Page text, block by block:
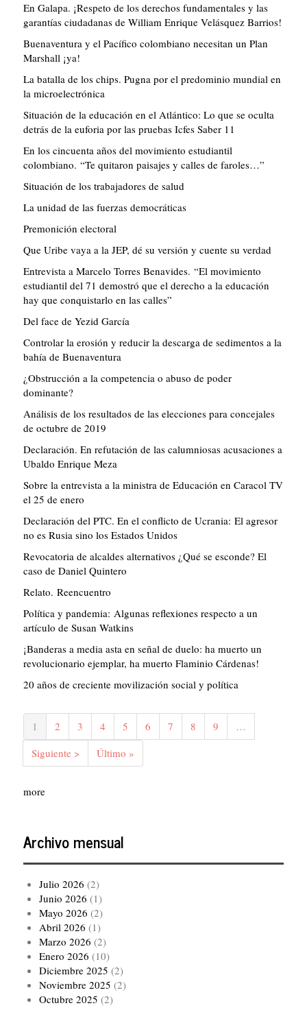
En Galapa. ¡Respeto de los derechos fundamentales y las
garantías ciudadanas de William Enrique Velásquez Barrios!
Buenaventura y el Pacífico colombiano necesitan un Plan
Marshall ¡ya!
La batalla de los chips. Pugna por el predominio mundial en
la microelectrónica
Situación de la educación en el Atlántico: Lo que se oculta
detrás de la euforia por las pruebas Icfes Saber 11
En los cincuenta años del movimiento estudiantil
colombiano. “Te quitaron paisajes y calles de faroles…”
Situación de los trabajadores de salud
La unidad de las fuerzas democráticas
Premonición electoral
Que Uribe vaya a la JEP, dé su versión y cuente su verdad
Entrevista a Marcelo Torres Benavides. “El movimiento
estudiantil del 71 demostró que el derecho a la educación
hay que conquistarlo en las calles”
Del face de Yezid García
Controlar la erosión y reducir la descarga de sedimentos a la
bahía de Buenaventura
¿Obstrucción a la competencia o abuso de poder
dominante?
Análisis de los resultados de las elecciones para concejales
de octubre de 2019
Declaración. En refutación de las calumniosas acusaciones a
Ubaldo Enrique Meza
Sobre la entrevista a la ministra de Educación en Caracol TV
el 25 de enero
Declaración del PTC. En el conflicto de Ucrania: El agresor
no es Rusia sino los Estados Unidos
Revocatoria de alcaldes alternativos ¿Qué se esconde? El
caso de Daniel Quintero
Relato. Reencuentro
Política y pandemia: Algunas reflexiones respecto a un
artículo de Susan Watkins
¡Banderas a media asta en señal de duelo: ha muerto un
revolucionario ejemplar, ha muerto Flaminio Cárdenas!
20 años de creciente movilización social y política
Paginación
Página
actual
1 Página
2 Página
3 Página
4 Página
5 Página
6 Página
7 Página
8 Página
9
…
Siguiente
página
Siguiente >
Última
página
Último »
more
Archivo mensual
Julio 2026 (2)
Junio 2026 (1)
Mayo 2026 (2)
Abril 2026 (1)
Marzo 2026 (2)
Enero 2026 (10)
Diciembre 2025 (2)
Noviembre 2025 (2)
Octubre 2025 (2)